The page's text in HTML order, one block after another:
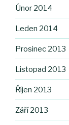
Únor 2014
Leden 2014
Prosinec 2013
Listopad 2013
Říjen 2013
Září 2013